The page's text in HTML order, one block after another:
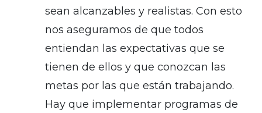
sean alcanzables y realistas. Con esto
nos aseguramos de que todos
entiendan las expectativas que se
tienen de ellos y que conozcan las
metas por las que están trabajando.
Hay que implementar programas de